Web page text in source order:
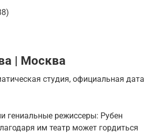
| Москва
студия, официальная дата
гениальные режиссеры: Рубен
им театр может гордиться